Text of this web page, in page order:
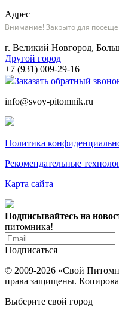
Адрес
Внимание! Закрыто для
г. Великий Новгород,
Другой город
+7 (931) 009-29-16
Заказать обратный
info@svoy-pitomnik.ru
Политика
Рекомендательные
Карта сайта
Подписывайтесь на
питомника!
Подписаться
© 2009-2026 «Свой
права защищены.
Выберите свой город